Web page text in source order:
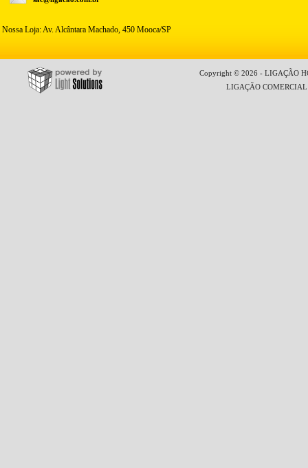
Nossa Loja: Av. Alcântara Machado, 450 Mooca/SP
Copyright © 2026 - LIGAÇÃO
LIGAÇÃO